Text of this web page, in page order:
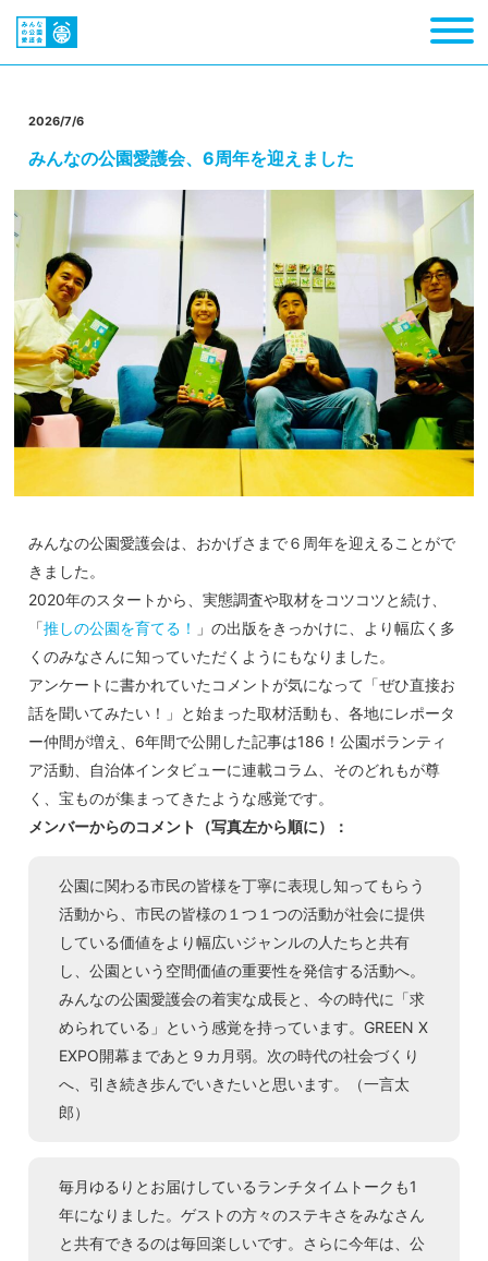
2026/7/6
みんなの公園愛護会、6周年を迎えました
みんなの公園愛護会は、おかげさまで６周年を迎えることがで
きました。
2020年のスタートから、実態調査や取材をコツコツと続け、
「推しの公園を育てる！
」の出版をきっかけに、より幅広く多
くのみなさんに知っていただくようにもなりました。
アンケートに書かれていたコメントが気になって「ぜひ直接お
話を聞いてみたい！」と始まった取材活動も、各地にレポータ
ー仲間が増え、6年間で公開した記事は186！公園ボランティ
ア活動、自治体インタビューに連載コラム、そのどれもが尊
く、宝ものが集まってきたような感覚です。
メンバーからのコメント（写真左から順に）：
公園に関わる市民の皆様を丁寧に表現し知ってもらう
活動から、市民の皆様の１つ１つの活動が社会に提供
している価値をより幅広いジャンルの人たちと共有
し、公園という空間価値の重要性を発信する活動へ。
みんなの公園愛護会の着実な成長と、今の時代に「求
められている」という感覚を持っています。GREEN X
EXPO開幕まであと９カ月弱。次の時代の社会づくり
へ、引き続き歩んでいきたいと思います。（一言太
郎）
毎月ゆるりとお届けしているランチタイムトークも1
年になりました。ゲストの方々のステキさをみなさん
と共有できるのは毎回楽しいです。さらに今年は、公